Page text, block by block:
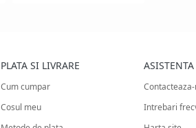
PLATA SI LIVRARE
Cum cumpar
Cosul meu
ASISTENTA
Intrebari